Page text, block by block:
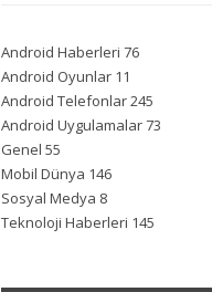
Android Haberleri 76
Android Oyunlar 11
Android Telefonlar245
Android Uygulamalar73
Genel 55
Mobil Dünya 146
Sosyal Medya 8
Teknoloji Haberleri 145